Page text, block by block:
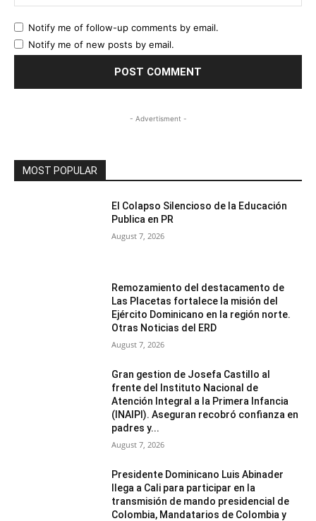
Notify me of follow-up comments by email.
Notify me of new posts by email.
- Advertisment -
MOST POPULAR
El Colapso Silencioso de la Educación
Publica en PR
August 7, 2026
Remozamiento del destacamento de
Las Placetas fortalece la misión del
Ejército Dominicano en la región norte.
Otras Noticias del ERD
August 7, 2026
Gran gestion de Josefa Castillo al
frente del Instituto Nacional de
Atención Integral a la Primera Infancia
(INAIPI). Aseguran recobró confianza en
padres y...
August 7, 2026
Presidente Dominicano Luis Abinader
llega a Cali para participar en la
transmisión de mando presidencial de
Colombia, Mandatarios de Colombia y